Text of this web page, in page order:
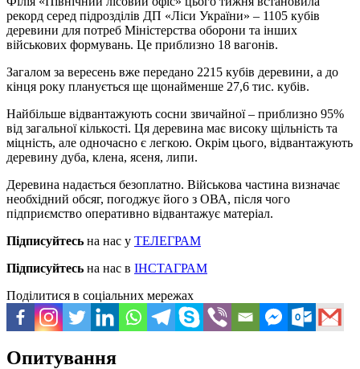
рекорд серед підрозділів ДП «Ліси України» – 1105 кубів
деревини для потреб Міністерства оборони та інших
військових формувань. Це приблизно 18 вагонів.
Загалом за вересень вже передано 2215 кубів деревини, а до
кінця року планується ще щонайменше 27,6 тис. кубів.
Найбільше відвантажують сосни звичайної – приблизно 95%
від загальної кількості. Ця деревина має високу щільність та
міцність, але одночасно є легкою. Окрім цього, відвантажують
деревину дуба, клена, ясеня, липи.
Деревина надається безоплатно. Військова частина визначає
необхідний обсяг, погоджує його з ОВА, після чого
підприємство оперативно відвантажує матеріал.
Підписуйтесь на нас у ТЕЛЕГРАМ
Підписуйтесь на нас в ІНСТАГРАМ
Поділитися в соціальних мережах
Опитування